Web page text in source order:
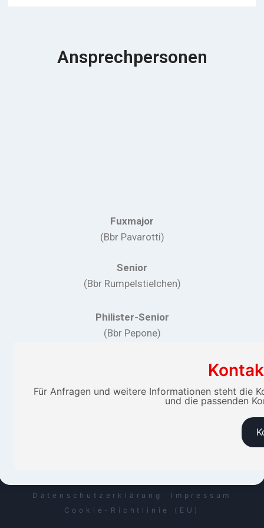
Ansprechpersonen
Fuxmajor
(Bbr Pavarotti)
Senior
(Bbr Rumpelstielchen)
Philister-Senior
(Bbr Pepone)
Für Anfragen und weitere Informationen steht die
und die passenden
Datenschutzerklärung
Impressum
Cookie-Richtlinie (EU)